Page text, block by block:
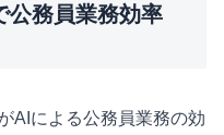
公務員業務効率
AIによる公務員業務の効